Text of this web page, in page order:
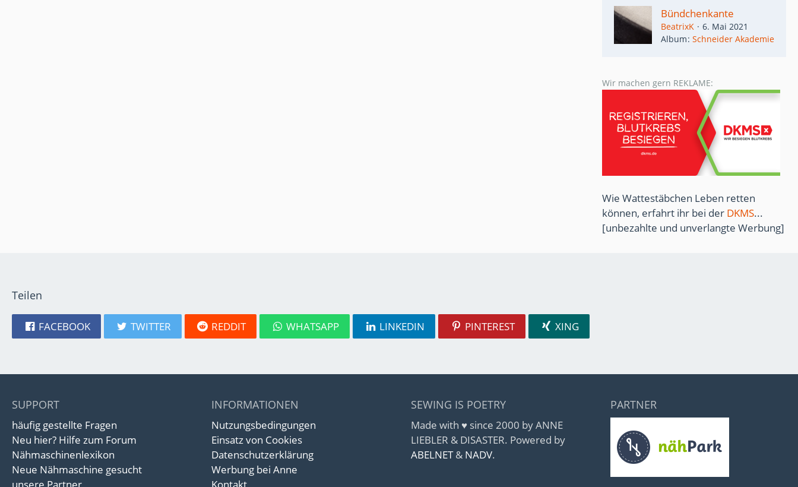
Bündchenkante
BeatrixK
6. Mai 2021
Album Schneider Akademie
Wir machen gern REKLAME:
Wie Wattestäbchen Leben retten
können, erfahrt ihr bei der DKMS...
[unbezahlte und unverlangte Werbung]
Teilen
FACEBOOK TWITTER REDDIT WHATSAPP LINKEDIN PINTEREST XING
SUPPORT
häufig gestellte Fragen
Neu hier? Hilfe zum Forum
Nähmaschinenlexikon
Neue Nähmaschine gesucht
INFORMATIONEN
Nutzungsbedingungen
Einsatz von Cookies
Datenschutzerklärung
Werbung bei Anne
SEWING IS POETRY
Made with ♥ since 2000 by ANNE
LIEBLER & DISASTER. Powered by
ABELNET& NADV.
PARTNER